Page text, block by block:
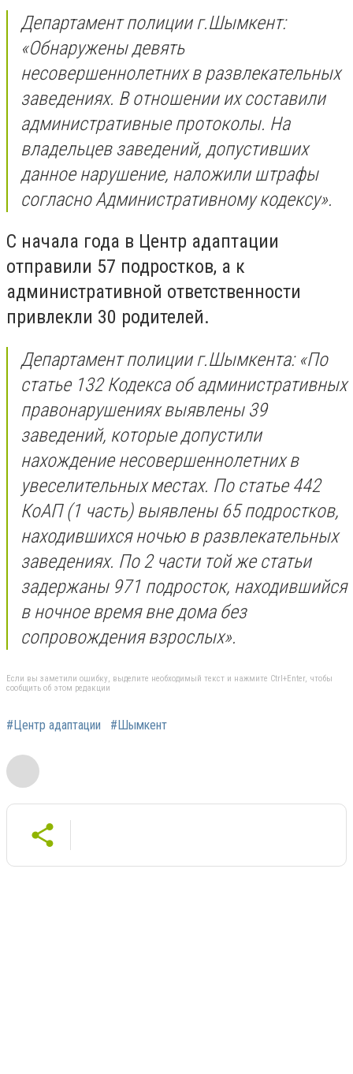
Департамент полиции г.Шымкент:
«Обнаружены девять
несовершеннолетних в развлекательных
заведениях. В отношении их составили
административные протоколы. На
владельцев заведений, допустивших
данное нарушение, наложили штрафы
согласно Административному кодексу».
С начала года в Центр адаптации
отправили 57 подростков, а к
административной ответственности
привлекли 30 родителей.
Департамент полиции г.Шымкента: «По
статье 132 Кодекса об административных
правонарушениях выявлены 39
заведений, которые допустили
нахождение несовершеннолетних в
увеселительных местах. По статье 442
КоАП (1 часть) выявлены 65 подростков,
находившихся ночью в развлекательных
заведениях. По 2 части той же статьи
задержаны 971 подросток, находившийся
в ночное время вне дома без
сопровождения взрослых».
Если вы заметили ошибку, выделите необходимый текст и нажмите Ctrl+Enter, чтобы
сообщить об этом редакции
#Центр адаптации #Шымкент